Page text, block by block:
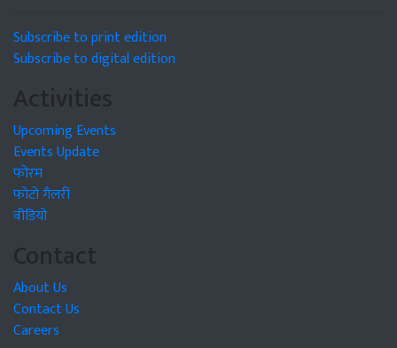
Subscribe to print edition
Subscribe to digital edition
Activities
Upcoming Events
Events Update
फोरम
फोटो गैलरी
वीडियो
Contact
About Us
Contact Us
Careers